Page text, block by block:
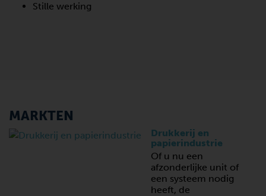
Stille werking
MARKTEN
Drukkerij en
papierindustrie
Of u nu een
afzonderlijke unit of
een systeem nodig
heeft, de